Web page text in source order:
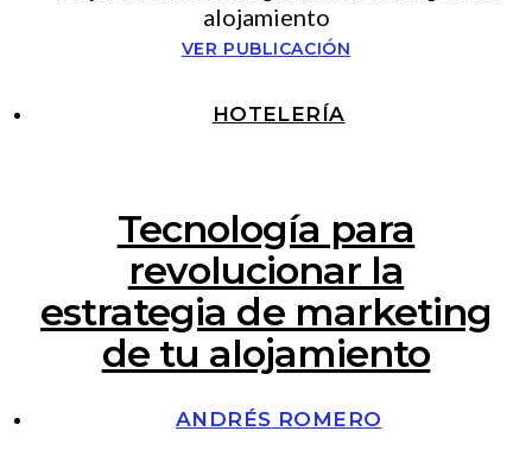
VER PUBLICACIÓN
HOTELERÍA
Tecnología para
revolucionar la
estrategia de marketing
de tu alojamiento
ANDRÉS ROMERO